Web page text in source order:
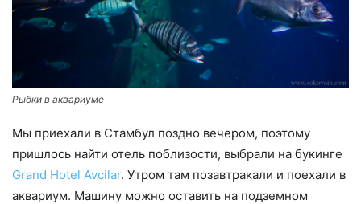
Рыбки в аквариуме
Мы приехали в Стамбул поздно вечером, поэтому
пришлось найти отель поблизости, выбрали на букинге
Grand Hotel Avcilar. Утром там позавтракали и поехали в
аквариум. Машину можно оставить на подземном